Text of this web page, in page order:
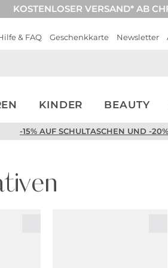
KOSTENLOSER VERSAND* AB
& FAQ Geschenkkarte Newsletter
KINDER BEAUTY
-15% AUF SCHULTASCHEN UND -